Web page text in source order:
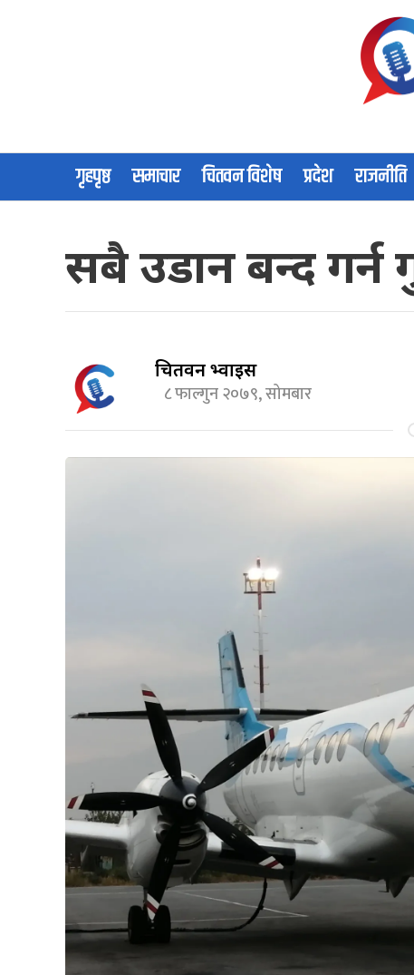
गृहपृष्ठ समाचार चितवन विशेष प्रदेश राजनीति
सबै उडान बन्द गर्न
चितवन भ्वाईस
८ फाल्गुन २०७९, सोमबार